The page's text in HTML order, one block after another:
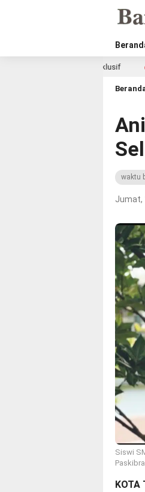
27 menit lalu
waktu
Jumat,
Siswi
KOTA